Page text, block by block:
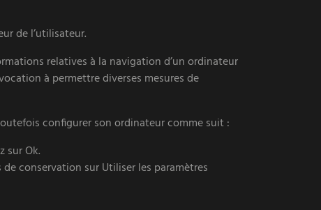
de l’utilisateur.
relatives à la navigation d’un ordinateur
à permettre diverses mesures de
configurer son ordinateur comme suit :
sur Ok.
conservation sur Utiliser les paramètres